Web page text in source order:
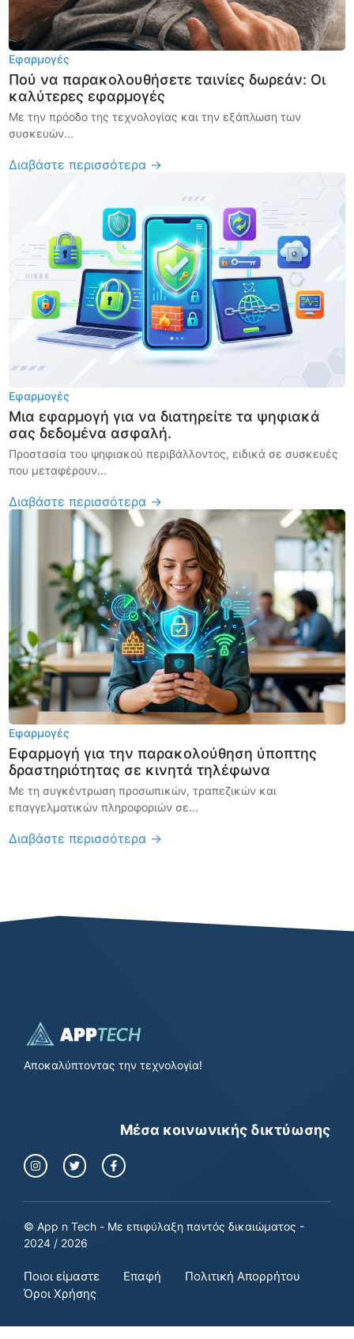
Εφαρμογές
Πού να παρακολουθήσετε ταινίες δωρεάν: Οι
καλύτερες εφαρμογές
Με την πρόοδο της τεχνολογίας και την εξάπλωση των
συσκευών...
Διαβάστε περισσότερα →
Εφαρμογές
Μια εφαρμογή για να διατηρείτε τα ψηφιακά
σας δεδομένα ασφαλή.
Προστασία του ψηφιακού περιβάλλοντος, ειδικά σε συσκευές
που μεταφέρουν...
Διαβάστε περισσότερα →
Εφαρμογές
Εφαρμογή για την παρακολούθηση ύποπτης
δραστηριότητας σε κινητά τηλέφωνα
Με τη συγκέντρωση προσωπικών, τραπεζικών και
επαγγελματικών πληροφοριών σε...
Διαβάστε περισσότερα →
Αποκαλύπτοντας την τεχνολογία!
Μέσα κοινωνικής δικτύωσης
© App n Tech - Με επιφύλαξη παντός δικαιώματος -
2024 / 2026
Ποιοι είμαστε Επαφή
Πολιτική Απορρήτου
Όροι Χρήσης